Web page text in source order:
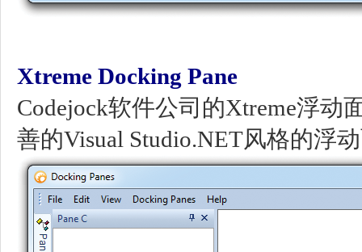
Xtreme Docking Pane
Codejock软件公司的Xtreme浮动
善的Visual Studio.NET风格的浮